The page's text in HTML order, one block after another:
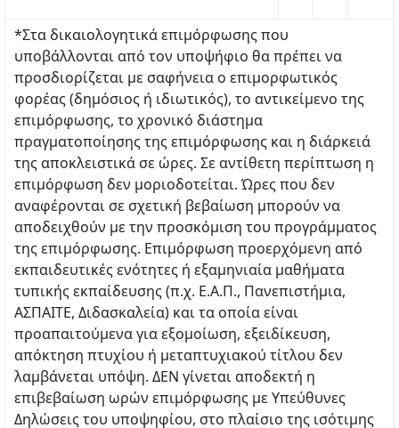
*Στα δικαιολογητικά επιμόρφωσης που
υποβάλλονται από τον υποψήφιο θα πρέπει να
προσδιορίζεται με σαφήνεια ο επιμορφωτικός
φορέας (δημόσιος ή ιδιωτικός), το αντικείμενο της
επιμόρφωσης, το χρονικό διάστημα
πραγματοποίησης της επιμόρφωσης και η διάρκειά
της αποκλειστικά σε ώρες. Σε αντίθετη περίπτωση η
επιμόρφωση δεν μοριοδοτείται. Ώρες που δεν
αναφέρονται σε σχετική βεβαίωση μπορούν να
αποδειχθούν με την προσκόμιση του προγράμματος
της επιμόρφωσης. Επιμόρφωση προερχόμενη από
εκπαιδευτικές ενότητες ή εξαμηνιαία μαθήματα
τυπικής εκπαίδευσης (π.χ. Ε.Α.Π., Πανεπιστήμια,
ΑΣΠΑΙΤΕ, Διδασκαλεία) και τα οποία είναι
προαπαιτούμενα για εξομοίωση, εξειδίκευση,
απόκτηση πτυχίου ή μεταπτυχιακού τίτλου δεν
λαμβάνεται υπόψη. ΔΕΝ γίνεται αποδεκτή η
επιβεβαίωση ωρών επιμόρφωσης με Υπεύθυνες
Δηλώσεις του υποψηφίου, στο πλαίσιο της ισότιμης